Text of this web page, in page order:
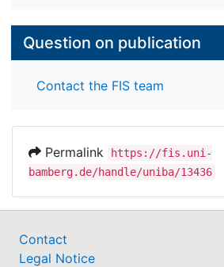
Question on publication
Contact the FIS team
Permalink
https://fis.uni-
bamberg.de/handle/uniba/13436
Contact
Legal Notice